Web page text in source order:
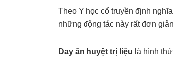
Theo Y học cổ truyền định nghĩa
những động tác này rất đơn
Day ấn huyệt trị liệu là hình